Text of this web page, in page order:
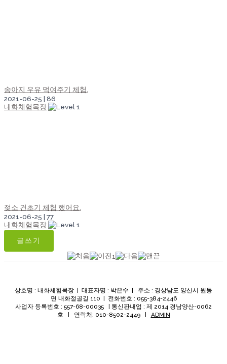
송아지 우유 먹여주기 체험.
2021-06-25 | 86
내화체험목장
젖소 건초기 체험 했어요.
2021-06-25 | 77
내화체험목장
글쓰기
1
상호명 : 내화체험목장 | 대표자명 : 박은수 | 주소 : 경상남도 양산시 원동
면 내화절골길 110 | 전화번호 : 055-384-2446
사업자 등록번호 : 557-68-00035 | 통신판내업 : 제 2014 경남양산-0062
호 | 연락처: 010-8502-2449 | ADMIN